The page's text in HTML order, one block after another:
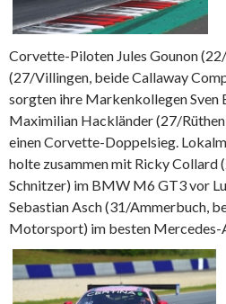
Corvette-Piloten Jules Gounon
(27/Villingen, beide Callaway
sorgten ihre Markenkollegen
Maximilian Hackländer (27/
einen Corvette-Doppelsieg.
holte zusammen mit Ricky Collard
Schnitzer) im BMW M6 GT3 vor
Sebastian Asch (31/Ammerbuch,
Motorsport) im besten